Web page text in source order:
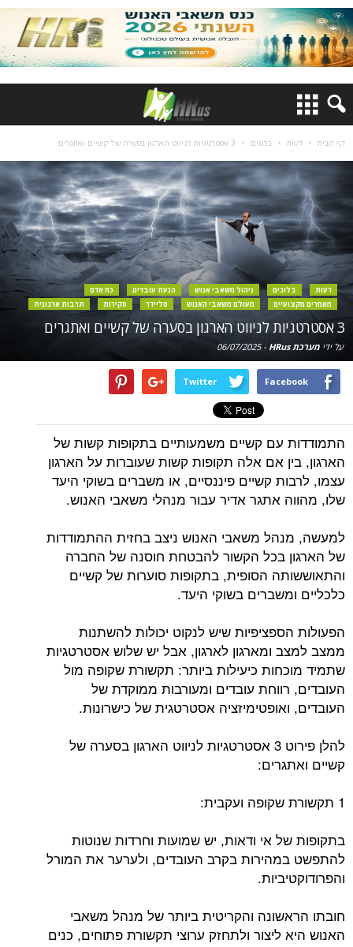
דף הבית דעות בלוגים 3 אסטרטגיות לניווט הארגון בסערה של קשיים ואתגרים
דעות בלוגים ניהול משאבי אנוש הנעת עובדים
כח אדם
מאמרים מקצועיים
מעולם משאבי האנוש סליידר סקירות תרבות ארגונית
3 אסטרטגיות לניווט הארגון בסערה של קשיים ואתגרים
על ידי מערכת HRus -
06/07/2025
Facebook
Twitter
התמודדות עם קשיים משמעותיים בתקופות קשות של
הארגון, בין אם אלה תקופות קשות שעוברות על הארגון
עצמו, לרבות קשיים פיננסיים, או משברים בשוקי היעד
שלו, מהווה אתגר אדיר עבור מנהלי משאבי האנוש.
למעשה, מנהל משאבי האנוש ניצב בחזית ההתמודדות
של הארגון בכל הקשור להבטחת חוסנה של החברה
והתאוששותה הסופית, בתקופות סוערות של קשיים
כלכליים ומשברים בשוקי היעד.
הפעולות הספציפיות שיש לנקוט יכולות להשתנות
ממצב למצב ומארגון לארגון, אבל יש שלוש אסטרטגיות
שתמיד מוכחות כיעילות ביותר: תקשורת שקופה מול
העובדים, רווחת עובדים ומעורבות ממוקדת של
העובדים, ואופטימיזציה אסטרטגית של כישרונות.
להלן פירוט 3 אסטרטגיות לניווט הארגון בסערה של
קשיים ואתגרים:
1 תקשורת שקופה ועקבית:
בתקופות של אי ודאות, יש שמועות וחרדות שנוטות
להתפשט במהירות בקרב העובדים, ולערער את המורל
והפרודוקטיביות.
חובתו הראשונה והקריטית ביותר של מנהל משאבי
האנוש היא ליצור ולתחזק ערוצי תקשורת פתוחים, כנים